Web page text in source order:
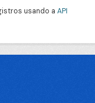
usando a API